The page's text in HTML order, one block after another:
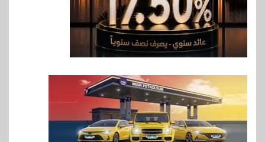
وزير الشباب والرياضة يلتقي
بالرئيس التنفيذي والعضو المنتدب
لبنك saib لبحث تعزيز التعاون
المشترك
8
حماقي يشعل سعادة ساحل في
رأس الحكمة.. وبوسي مفاجأة
الحفل